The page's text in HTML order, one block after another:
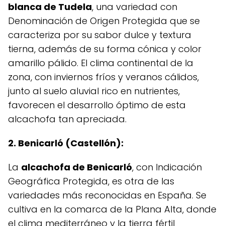
blanca de Tudela, una variedad con
Denominación de Origen Protegida que se
caracteriza por su sabor dulce y textura
tierna, además de su forma cónica y color
amarillo pálido. El clima continental de la
zona, con inviernos fríos y veranos cálidos,
junto al suelo aluvial rico en nutrientes,
favorecen el desarrollo óptimo de esta
alcachofa tan apreciada.
2. Benicarló (Castellón):
La alcachofa de Benicarló, con Indicación
Geográfica Protegida, es otra de las
variedades más reconocidas en España. Se
cultiva en la comarca de la Plana Alta, donde
el clima mediterráneo y la tierra fértil